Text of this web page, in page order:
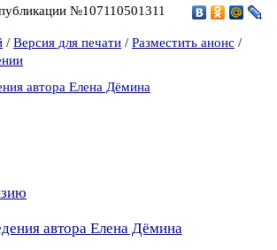
№107110501311
/ Версия для печати / Разместить анонс /
автора Елена Дёмина
автора Елена Дёмина